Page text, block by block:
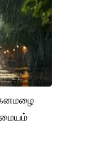
கனமழை
மையம்